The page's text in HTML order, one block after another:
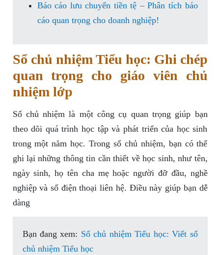
Báo cáo lưu chuyển tiền tệ – Phân tích báo
cáo quan trọng cho doanh nghiệp!
Sổ chủ nhiệm Tiểu học: Ghi chép
quan trọng cho giáo viên chủ
nhiệm lớp
Sổ chủ nhiệm là một công cụ quan trọng giúp bạn
theo dõi quá trình học tập và phát triển của học sinh
trong một năm học. Trong sổ chủ nhiệm, bạn có thể
ghi lại những thông tin cần thiết về học sinh, như tên,
ngày sinh, họ tên cha mẹ hoặc người đỡ đầu, nghề
nghiệp và số điện thoại liên hệ. Điều này giúp bạn dễ
dàng
Bạn đang xem: Sổ chủ nhiệm Tiểu học: Viết sổ
chủ nhiệm Tiểu học